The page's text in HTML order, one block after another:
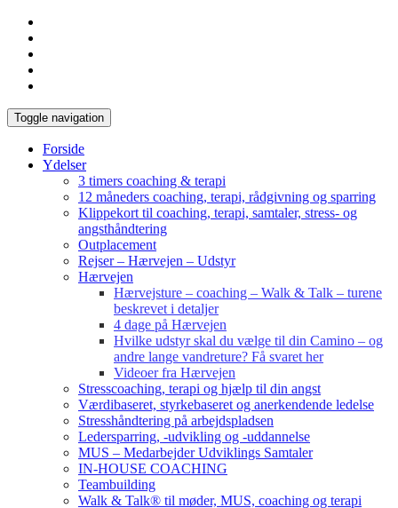
Toggle navigation
Forside
Ydelser
3 timers coaching & terapi
12 måneders coaching, terapi, rådgivning og sparring
Klippekort til coaching, terapi, samtaler, stress- og
angsthåndtering
Outplacement
Rejser – Hærvejen – Udstyr
Hærvejen
Hærvejsture – coaching – Walk & Talk – turene
beskrevet i detaljer
4 dage på Hærvejen
Hvilke udstyr skal du vælge til din Camino – og
andre lange vandreture? Få svaret her
Videoer fra Hærvejen
Stresscoaching, terapi og hjælp til din angst
Værdibaseret, styrkebaseret og anerkendende ledelse
Stresshåndtering på arbejdspladsen
Ledersparring, -udvikling og -uddannelse
MUS – Medarbejder Udviklings Samtaler
IN-HOUSE COACHING
Teambuilding
Walk & Talk® til møder, MUS, coaching og terapi